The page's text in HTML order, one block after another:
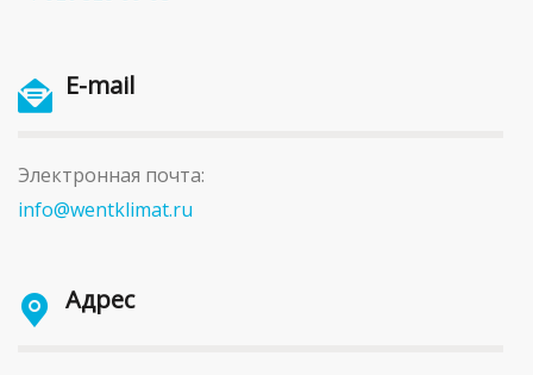
E-mail
Электронная почта:
info@wentklimat.ru
Адрес